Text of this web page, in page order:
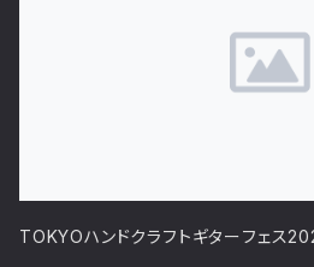
TOKYOハンドクラフトギターフェス